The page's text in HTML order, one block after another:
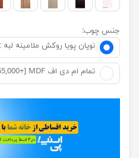
جنس چوب:
نوپان پویا روکش ملامینه لبه pvc
تمام ام دی اف MDF [+4,165,000 تومان]